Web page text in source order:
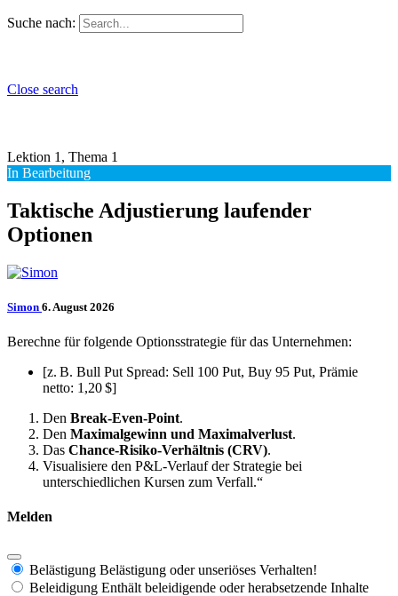
Suche nach:
Close search
Lektion 1, Thema 1
In Bearbeitung
Taktische Adjustierung laufender
Optionen
Simon 6. August 2026
Berechne für folgende Optionsstrategie für das Unternehmen:
[z. B. Bull Put Spread: Sell 100 Put, Buy 95 Put, Prämie
netto: 1,20 $]
Den Break-Even-Point.
Den Maximalgewinn und Maximalverlust.
Das Chance-Risiko-Verhältnis (CRV).
Visualisiere den P&L-Verlauf der Strategie bei
unterschiedlichen Kursen zum Verfall.“
Melden
Belästigung Belästigung oder unseriöses Verhalten!
Beleidigung Enthält beleidigende oder herabsetzende Inhalte